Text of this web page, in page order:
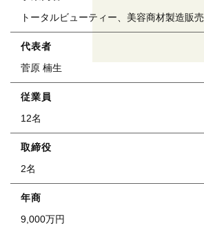
トータルビューティー、美容商材製造販売
代表者
菅原 楠生
従業員
12名
取締役
2名
年商
9,000万円